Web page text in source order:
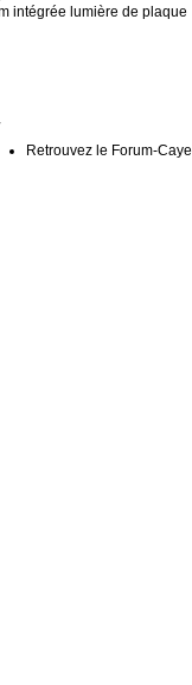
intégrée lumière de plaque
Retrouvez le Forum-